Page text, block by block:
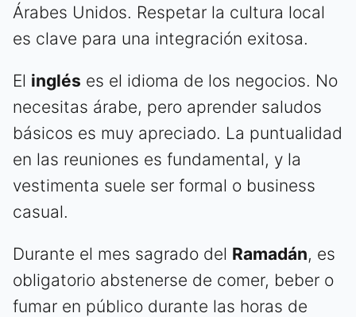
Árabes Unidos. Respetar la cultura local
es clave para una integración exitosa.
El inglés es el idioma de los negocios. No
necesitas árabe, pero aprender saludos
básicos es muy apreciado. La puntualidad
en las reuniones es fundamental, y la
vestimenta suele ser formal o business
casual.
Durante el mes sagrado del Ramadán, es
obligatorio abstenerse de comer, beber o
fumar en público durante las horas de